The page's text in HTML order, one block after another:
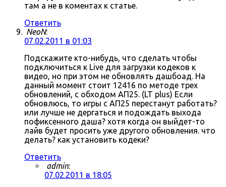
там а не в коментах к статье.
Ответить
NeoN:
07.02.2011 в 01:03
Подскажите кто-нибудь, что сделать чтобы
подключиться к Live для загрузки кодеков к
видео, но при этом не обновлять дашбоад. На
данный момент стоит 12416 по методе трех
обновлений, с обходом АП25. (LT plus) Если
обновлюсь, то игры с АП25 перестанут работать?
или лучше не дергаться и подождать выхода
пофиксенного даша? хотя когда он выйдет-то
лайв будет просить уже другого обновления. что
делать? как установить кодеки?
Ответить
admin:
07.02.2011 в 18:05